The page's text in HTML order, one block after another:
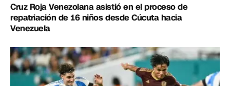
Cruz Roja Venezolana asistió en el proceso de
repatriación de 16 niños desde Cúcuta hacia
Venezuela